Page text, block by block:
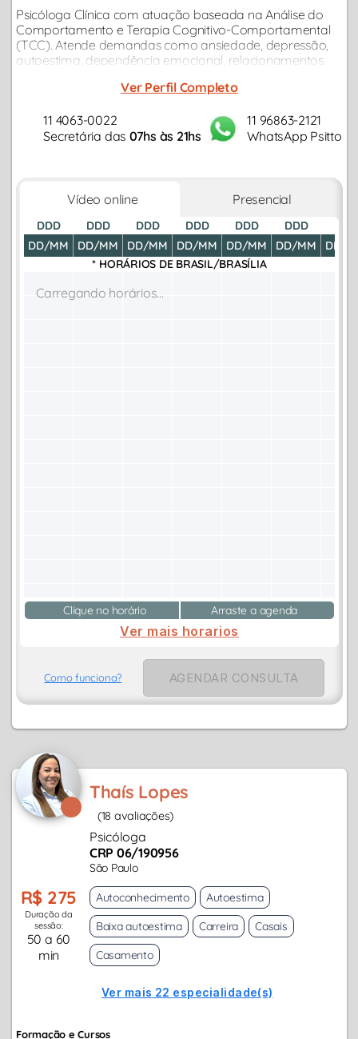
Psicóloga Clínica com atuação baseada na Análise do
Comportamento e Terapia Cognitivo-Comportamental
(TCC). Atende demandas como ansiedade, depressão,
autoestima, dependência emocional, relacionamentos,
Ver Perfil Completo
11 4063-0022
Secretária das 07hs às 21hs
11 96863-2121
WhatsApp Psitto
Vídeo online Presencial
DDD
DD/MM
DDD
DD/MM
DDD
DD/MM
DDD
DD/MM
DDD
DD/MM
DDD
DD/MM
DD/
* HORÁRIOS DE BRASIL/BRASÍLIA
Carregando horários...
Clique no horário Arraste a agenda
Ver mais horarios
Como funciona? AGENDAR CONSULTA
Thaís Lopes
(18 avaliações)
Psicóloga
CRP 06/190956
São Paulo
R$ 275
Duração da
sessão:
50 a 60
min
Autoconhecimento
Autoestima
Baixa autoestima
Carreira
Casais
Casamento
Ver mais 22 especialidade(s)
Formação e Cursos